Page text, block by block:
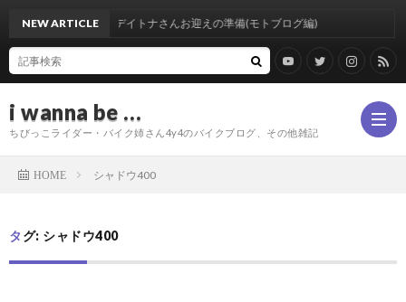
i wanna be …
ちびっこライダー・バイク姉さん4y4のバイクブログ、その他雑記
NEW ARTICLEデイトナさんお迎えの準備(モトブログ編)
HOME シャドウ400
タグ: シャドウ400